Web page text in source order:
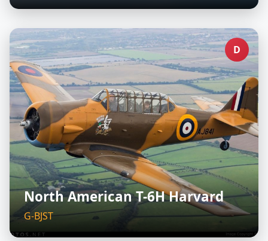
D
North American T-6H Harvard
G-BJST